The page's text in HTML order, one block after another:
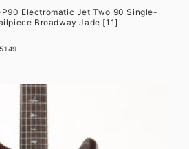
P90 Electromatic Jet Two 90 Single-
Broadway Jade [11]